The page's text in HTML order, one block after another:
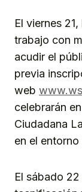
El viernes
trabajo con
acudir el
previa
web
celebrarán
Ciudadana
en el
El sábado